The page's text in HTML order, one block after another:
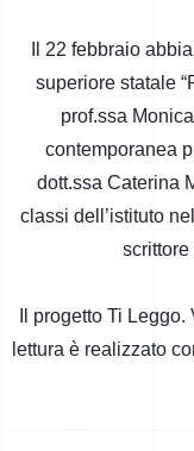
Il 22 febbraio
superiore statale
prof.ssa
contemporanea
dott.ssa Caterina
classi dell’istituto
scrittore
Il progetto Ti
lettura è realizzato